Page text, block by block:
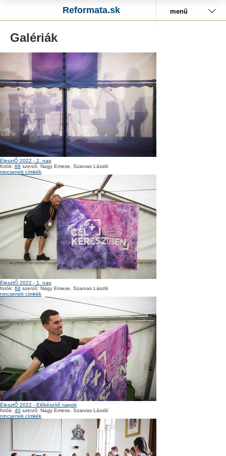
Reformata.sk menü
Galériák
ÉlesztŐ 2022 - 2. nap
fotók: 88 szerző: Nagy Emese, Szarvas László
nincsenek címkék
ÉlesztŐ 2022 - 1. nap
fotók: 68 szerző: Nagy Emese, Szarvas László
nincsenek címkék
ÉlesztŐ 2022 - Előkészítő napok
fotók: 40 szerző: Nagy Emese, Szarvas László
nincsenek címkék